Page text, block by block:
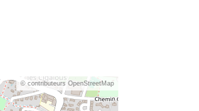
© contributeurs OpenStreetMap